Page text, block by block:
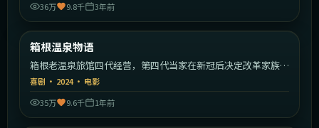
36万
9.8千 3年前
热门
箱根温泉物语
箱根老温泉旅馆四代经营，第四代当家在新冠后决定改革家族传
统。
喜剧 · 2024· 电影
35万
9.6千 1年前